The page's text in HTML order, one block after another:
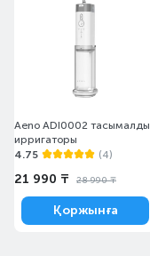
Aeno ADI0002 тасымалды
ирригаторы
4.75
(4)
21 990 ₸ 28 990 ₸
Қоржынға